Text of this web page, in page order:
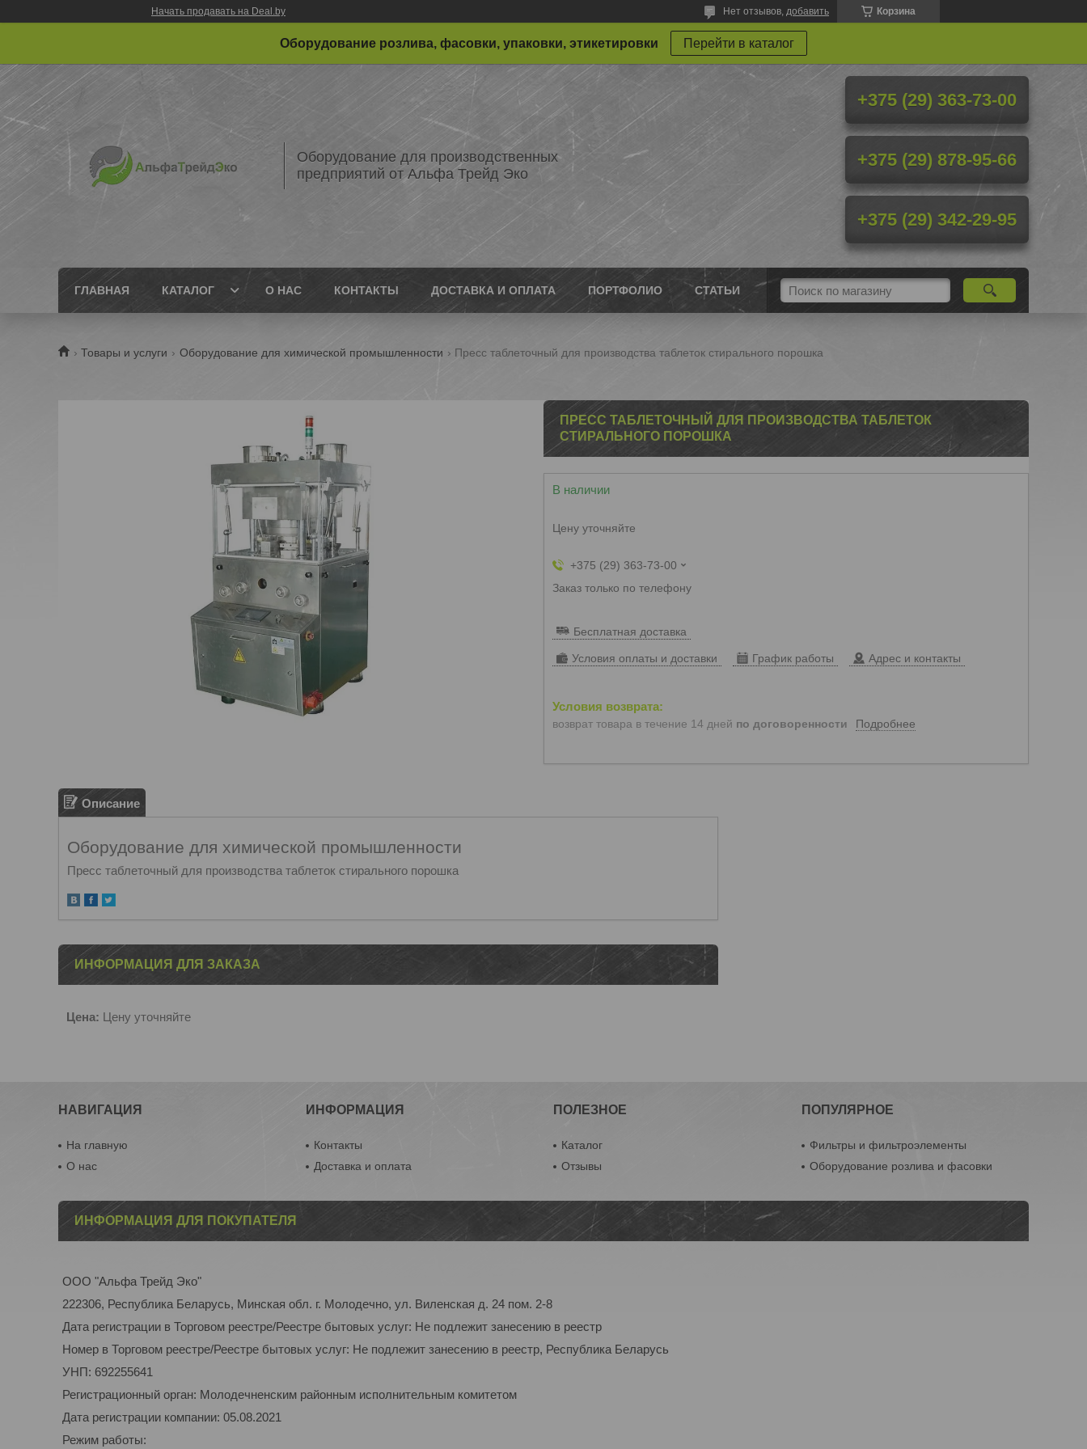
Начать продавать на Deal.by Корзина
Нет отзывов, добавить
Оборудование розлива, фасовки, упаковки, этикетировки Перейти в каталог
Оборудование для производственных
предприятий от Альфа Трейд Эко
+375 (29) 363-73-00
+375 (29) 878-95-66
+375 (29) 342-29-95
ГЛАВНАЯ КАТАЛОГ О НАС КОНТАКТЫ ДОСТАВКА И ОПЛАТА ПОРТФОЛИО СТАТЬИ
Товары и услуги Оборудование для химической промышленности Пресс таблеточный для производства таблеток стирального порошка
ПРЕСС ТАБЛЕТОЧНЫЙ ДЛЯ ПРОИЗВОДСТВА ТАБЛЕТОК
СТИРАЛЬНОГО ПОРОШКА
В наличии
Цену уточняйте
+375 (29) 363-73-00
Заказ только по телефону
Бесплатная доставка
Условия оплаты и доставки График работы Адрес и контакты
возврат товара в течение 14 дней по договоренности Подробнее
Описание
Оборудование для химической промышленности
Пресс таблеточный для производства таблеток стирального порошка
ИНФОРМАЦИЯ ДЛЯ ЗАКАЗА
Цена: Цену уточняйте
НАВИГАЦИЯ
На главную
О нас
ИНФОРМАЦИЯ
Контакты
Доставка и оплата
ПОЛЕЗНОЕ
Каталог
Отзывы
ПОПУЛЯРНОЕ
Фильтры и фильтроэлементы
Оборудование розлива и фасовки
ИНФОРМАЦИЯ ДЛЯ ПОКУПАТЕЛЯ
ООО "Альфа Трейд Эко"
222306, Республика Беларусь, Минская обл. г. Молодечно, ул. Виленская д. 24 пом. 2-8
Дата регистрации в Торговом реестре/Реестре бытовых услуг: Не подлежит занесению в реестр
Номер в Торговом реестре/Реестре бытовых услуг: Не подлежит занесению в реестр, Республика Беларусь
УНП: 692255641
Регистрационный орган: Молодечненским районным исполнительным комитетом
Дата регистрации компании: 05.08.2021
Режим работы: